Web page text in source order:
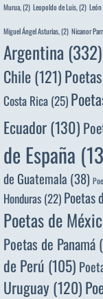
Murua, (2) Leopoldo de Luis, (2) León
Miguel Ángel Asturias, (2) Nicanor
Argentina (332)
Chile(121)
Costa Rica(25)
Ecuador(130)
de España
de Guatemala (38)
Honduras (22) Poetas
Poetas de
Poetas de Panamá
de Perú (105)
Uruguay(120)